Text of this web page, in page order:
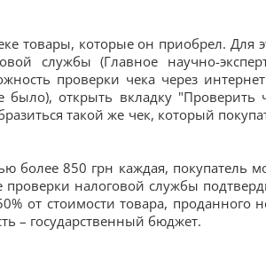
товары, которые он приобрел. Для
службы (Главное научно-
проверки чека через
открыть вкладку "Проверить
такой же чек, который
более 850 грн каждая, покупатель
налоговой службы
от стоимости товара, проданного
– государственный бюджет.